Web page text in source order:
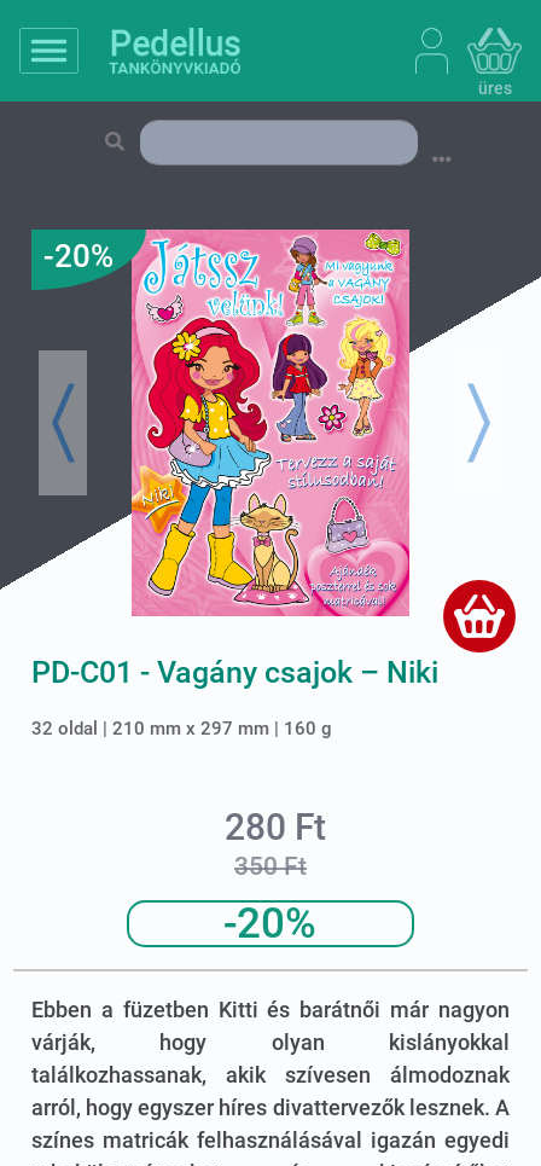
üres
-20%
Previous Next
PD-C01 - Vagány csajok – Niki
32 oldal | 210 mm x 297 mm | 160 g
-20%
350 Ft
280 Ft
Ebben a füzetben Kitti és barátnői már nagyon
várják, hogy olyan kislányokkal
találkozhassanak, akik szívesen álmodoznak
arról, hogy egyszer híres divattervezők lesznek. A
színes matricák felhasználásával igazán egyedi